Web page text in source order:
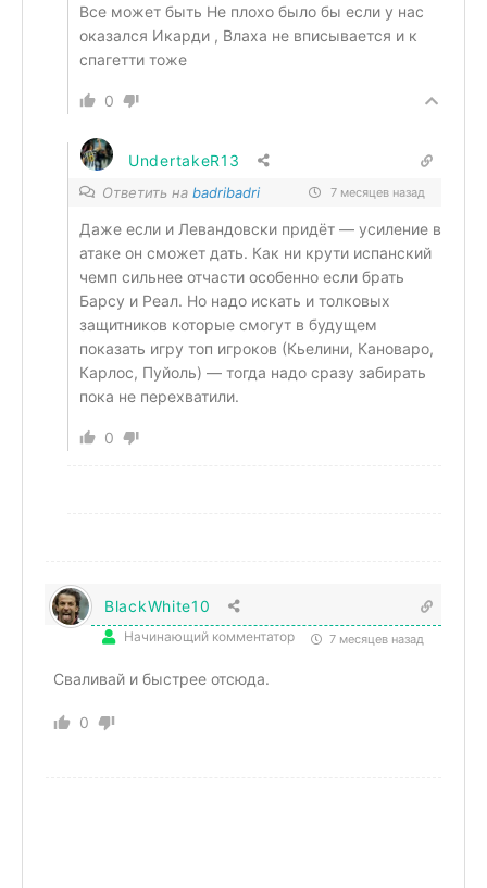
Все может быть Не плохо было бы если у нас
оказался Икарди , Влаха не вписывается и к
спагетти тоже
0
UndertakeR13
Ответить на badribadri 7 месяцев назад
Даже если и Левандовски придёт — усиление в
атаке он сможет дать. Как ни крути испанский
чемп сильнее отчасти особенно если брать
Барсу и Реал. Но надо искать и толковых
защитников которые смогут в будущем
показать игру топ игроков (Кьелини, Кановаро,
Карлос, Пуйоль) — тогда надо сразу забирать
пока не перехватили.
0
BlackWhite10
Начинающий комментатор 7 месяцев назад
Сваливай и быстрее отсюда.
0